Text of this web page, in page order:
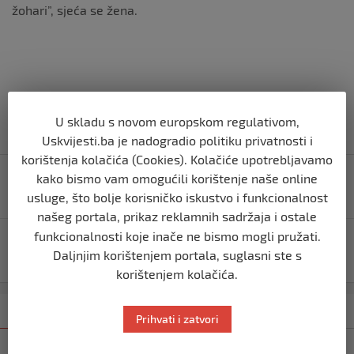
žohari”, sjeća se žena.
Navigacija
objava
Zamoli Uzvišenog Allaha da ti omogući da shvatiš
veličinu mubarek mjeseca ramazana
(FOTO)Pucnjava u mjestu Osredak kod Cazina,ima
ranjeni.
U skladu s novom europskom regulativom,
Uskvijesti.ba je nadogradio politiku privatnosti i
korištenja kolačića (Cookies). Kolačiće upotrebljavamo
kako bismo vam omogućili korištenje naše online
usluge, što bolje korisničko iskustvo i funkcionalnost
našeg portala, prikaz reklamnih sadržaja i ostale
funkcionalnosti koje inače ne bismo mogli pružati.
Daljnjim korištenjem portala, suglasni ste s
korištenjem kolačića.
Prihvati i zatvori